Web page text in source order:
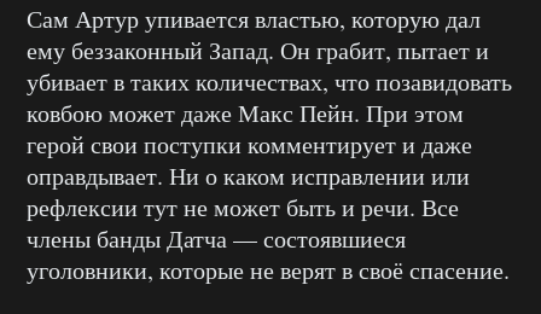
Сам Артур упивается властью, которую дал
ему беззаконный Запад. Он грабит, пытает и
убивает в таких количествах, что позавидовать
ковбою может даже Макс Пейн. При этом
герой свои поступки комментирует и даже
оправдывает. Ни о каком исправлении или
рефлексии тут не может быть и речи. Все
члены банды Датча — состоявшиеся
уголовники, которые не верят в своё спасение.